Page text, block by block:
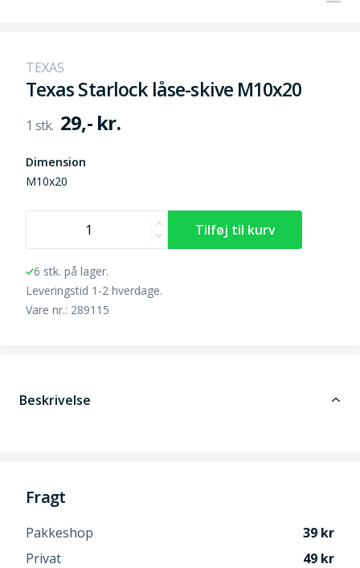
TEXAS
Texas Starlock låse-skive M10x20
29,- kr.
Dimension
M10x20
6 stk. på lager.
Leveringstid 1-2 hverdage.
Vare nr.: 289115
Beskrivelse
Fragt
Pakkeshop
39
Privat
49